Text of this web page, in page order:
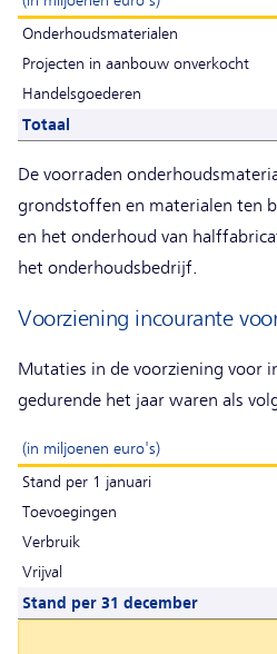
Onderhoudsmaterialen
Projecten in aanbouw onverkocht
Handelsgoederen
Totaal
De voorraden
grondstoffen en materialen ten
en het onderhoud van
het onderhoudsbedrijf.
Voorziening incourante
Mutaties in de voorziening voor
gedurende het jaar waren als
(in miljoenen euro's)
Stand per 1 januari
Toevoegingen
Verbruik
Vrijval
Stand per 31 december